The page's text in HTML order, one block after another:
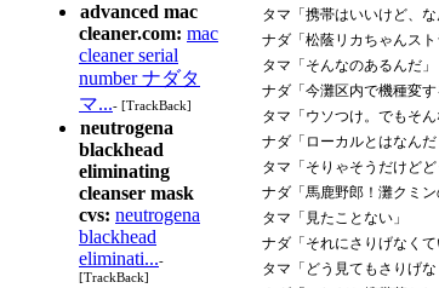
advanced mac
cleaner.com: mac
cleaner serial
number ナダタ
マ...- [TrackBack]
neutrogena
blackhead
eliminating
cleanser mask
cvs: neutrogena
blackhead
eliminati...-
[TrackBack]
タマ「携帯はいいけど、
ナダ「松蔭リカちゃんスト
タマ「そんなのあるんだ」
ナダ「今灘区内で機種変
タマ「ウソつけ。でもそ
ナダ「ローカルとはなん
タマ「そりゃそうだけど
ナダ「馬鹿野郎！灘クミン
タマ「見たことない」
ナダ「それにさりげなくて
タマ「どう見てもさりげな